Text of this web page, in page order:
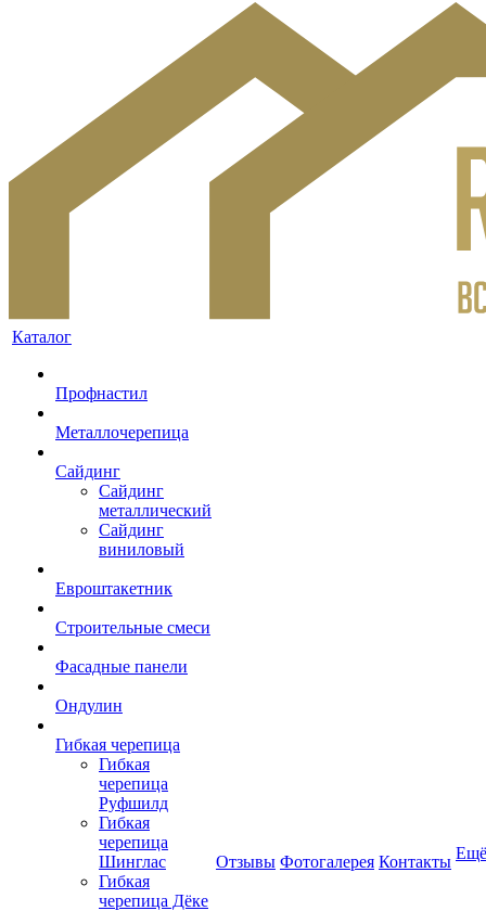
Каталог
Профнастил
Металлочерепица
Сайдинг
Сайдинг
металлический
Сайдинг
виниловый
Евроштакетник
Строительные смеси
Фасадные панели
Ондулин
Гибкая черепица
Гибкая
черепица
Руфшилд
Гибкая
черепица
Шинглас
Гибкая
черепица Дёке
Отзывы Фотогалерея Контакты Ещё